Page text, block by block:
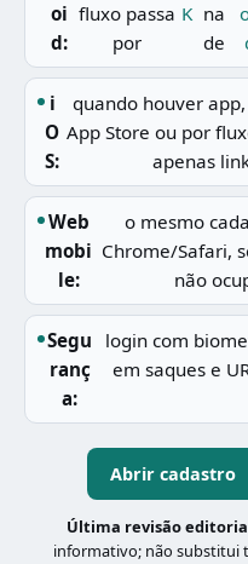
oi
d:
fluxo passa
por
K na
de
i
O
S:
quando houver
App Store ou por
apenas
Web
mobi
le:
o mesmo
Chrome/Safari,
não
Segu
ranç
a:
login com
em saques e
Abrir cadastro
Última revisão
informativo; não substitui